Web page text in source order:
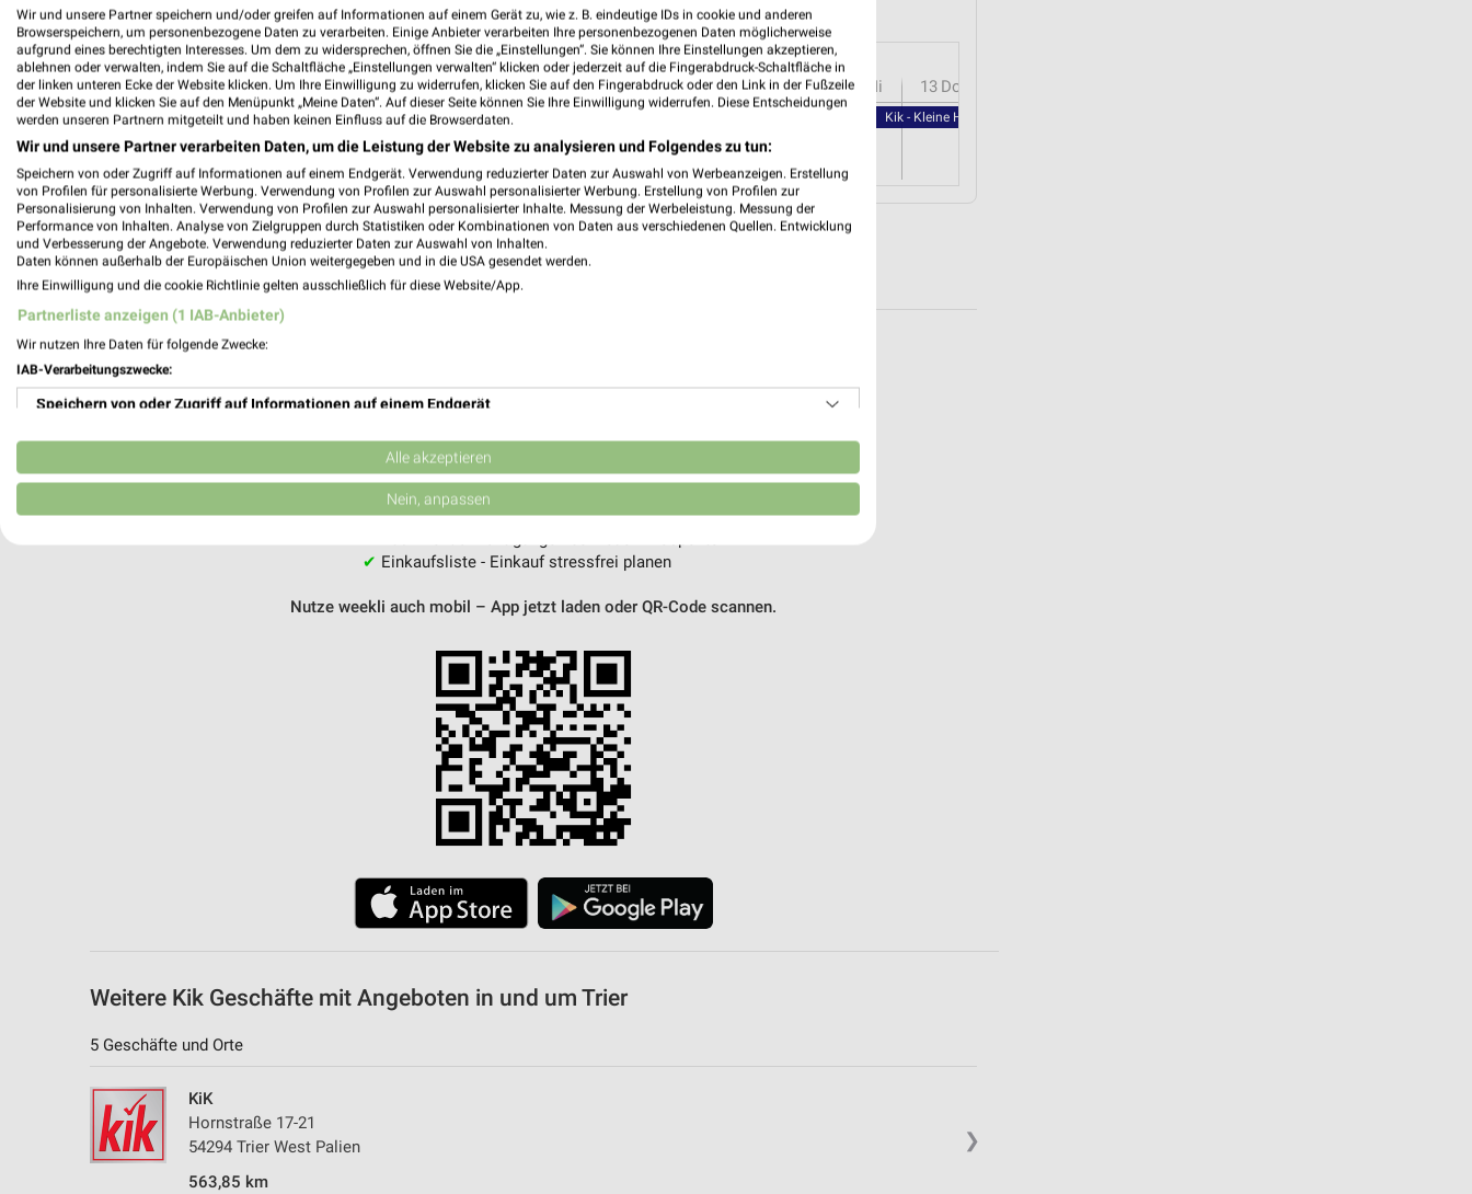
Angebote-Kalender für Kik in Trier und Umgebung
Aug.
03Mo 04Di 05Mi 06 Do 07Fr 08 Sa 09So 10Mo 11Di 12 Mi 13 Do
Kik - Kleine Helden werden gross
MEHR PROSPEKTE
weekli - Prospekte & Angebote App
Alle Kik Angebote immer griffbereit – mit der kostenlosen weekli App für iOS & Android.
Standortgenaue Angebote
✔Folge deinem Lieblingshändler
✔ Einkaufsliste - Einkauf stressfrei planen
Nutze weekli auch mobil – App jetzt laden oder QR-Code scannen.
Weitere Kik Geschäfte mit Angeboten in und um Trier
5 Geschäfte und Orte
❯
KiK
Hornstraße 17-21
54294 Trier West Palien
563,85 km
Wir und unsere Partner speichern und/oder greifen auf Informationen auf einem Gerät zu, wie z. B. eindeutige IDs in cookie und anderen
Browserspeichern, um personenbezogene Daten zu verarbeiten. Einige Anbieter verarbeiten Ihre personenbezogenen Daten möglicherweise
aufgrund eines berechtigten Interesses. Um dem zu widersprechen, öffnen Sie die „Einstellungen“. Sie können Ihre Einstellungen akzeptieren,
ablehnen oder verwalten, indem Sie auf die Schaltfläche „Einstellungen verwalten“ klicken oder jederzeit auf die Fingerabdruck-Schaltfläche in
der linken unteren Ecke der Website klicken. Um Ihre Einwilligung zu widerrufen, klicken Sie auf den Fingerabdruck oder den Link in der Fußzeile
der Website und klicken Sie auf den Menüpunkt „Meine Daten“. Auf dieser Seite können Sie Ihre Einwilligung widerrufen. Diese Entscheidungen
werden unseren Partnern mitgeteilt und haben keinen Einfluss auf die Browserdaten.
Wir und unsere Partner verarbeiten Daten, um die Leistung der Website zu analysieren und Folgendes zu tun:
Speichern von oder Zugriff auf Informationen auf einem Endgerät. Verwendung reduzierter Daten zur Auswahl von Werbeanzeigen. Erstellung
von Profilen für personalisierte Werbung. Verwendung von Profilen zur Auswahl personalisierter Werbung. Erstellung von Profilen zur
Personalisierung von Inhalten. Verwendung von Profilen zur Auswahl personalisierter Inhalte. Messung der Werbeleistung. Messung der
Performance von Inhalten. Analyse von Zielgruppen durch Statistiken oder Kombinationen von Daten aus verschiedenen Quellen. Entwicklung
und Verbesserung der Angebote. Verwendung reduzierter Daten zur Auswahl von Inhalten.
Daten können außerhalb der Europäischen Union weitergegeben und in die USA gesendet werden.
Ihre Einwilligung und die cookie Richtlinie gelten ausschließlich für diese Website/App.
Partnerliste anzeigen (1 IAB-Anbieter)
Wir nutzen Ihre Daten für folgende Zwecke:
IAB-Verarbeitungszwecke:
Speichern von oder Zugriff auf Informationen auf einem Endgerät
Verwendung reduzierter Daten zur Auswahl von Werbeanzeigen
Erstellung von Profilen für personalisierte Werbung
Analyse von Zielgruppen durch Statistiken oder Kombinationen von Daten aus verschiedenen
Geräte anhand von aktiv angeforderten Informationen identifizieren
Notwendig
Performance
Funktional
Alle akzeptieren
Nein, anpassen